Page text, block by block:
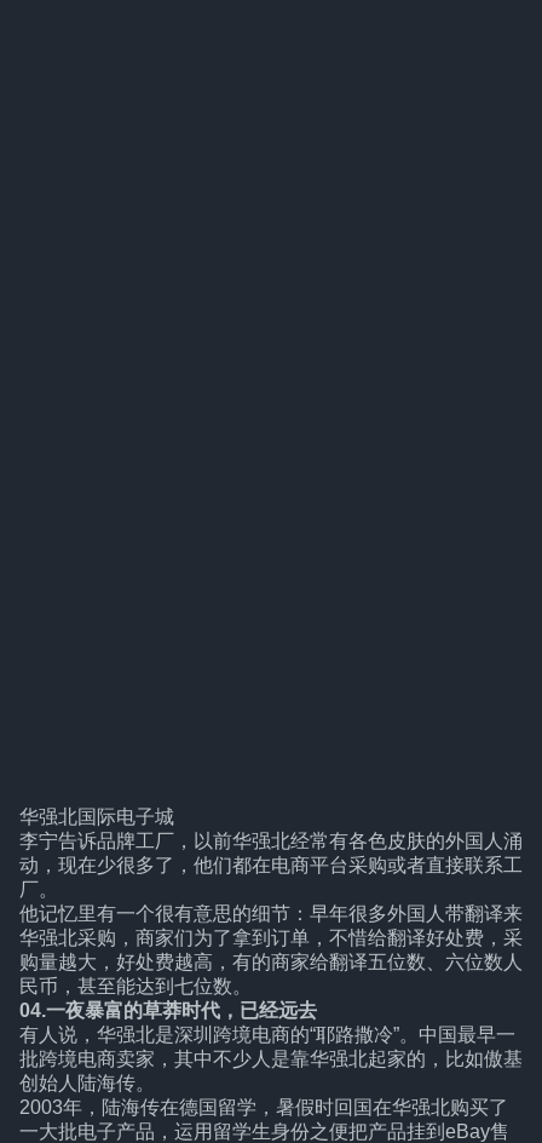
华强北国际电子城
李宁告诉品牌工厂，以前华强北经常有各色皮肤的外国人涌
动，现在少很多了，他们都在电商平台采购或者直接联系工
厂。
他记忆里有一个很有意思的细节：早年很多外国人带翻译来
华强北采购，商家们为了拿到订单，不惜给翻译好处费，采
购量越大，好处费越高，有的商家给翻译五位数、六位数人
民币，甚至能达到七位数。
04.一夜暴富的草莽时代，已经远去
有人说，华强北是深圳跨境电商的“耶路撒冷”。中国最早一
批跨境电商卖家，其中不少人是靠华强北起家的，比如傲基
创始人陆海传。
2003年，陆海传在德国留学，暑假时回国在华强北购买了
一大批电子产品，运用留学生身份之便把产品挂到eBay售